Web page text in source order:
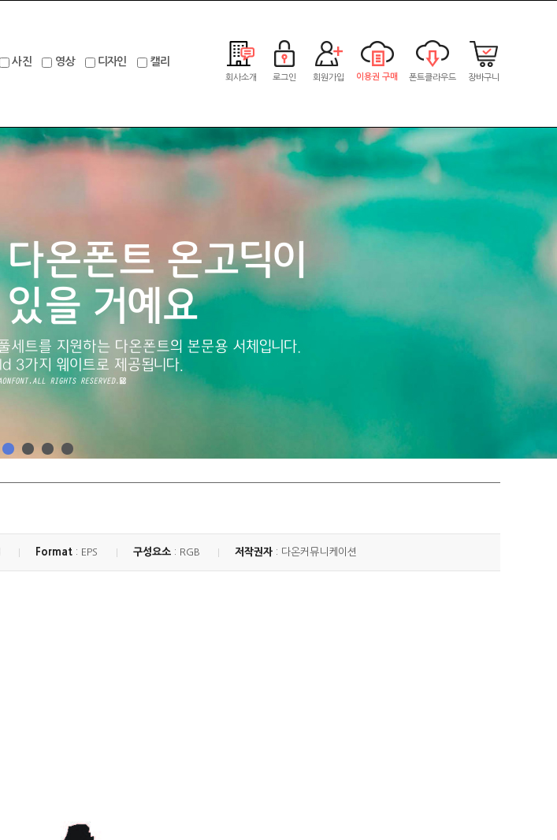
사진 영상 디자인 캘리
회사소개 로그인 회원가입 이용권 구매 폰트클라우드 장바구니
Format : EPS 구성요소: RGB 저작권자: 다온커뮤니케이션